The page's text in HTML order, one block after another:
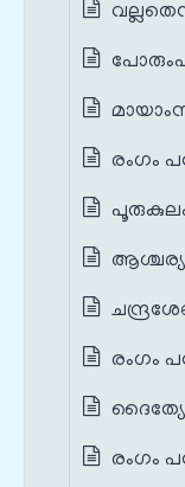
രംഗം
രംഗം
രംഗം